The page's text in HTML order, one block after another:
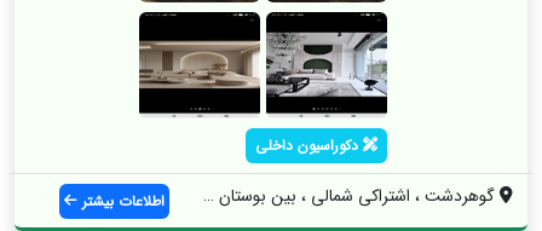
دکوراسیون داخلی
گوهردشت ، اشتراکی شمالی ، بین بوستان 18 ... اطلاعات بیشتر